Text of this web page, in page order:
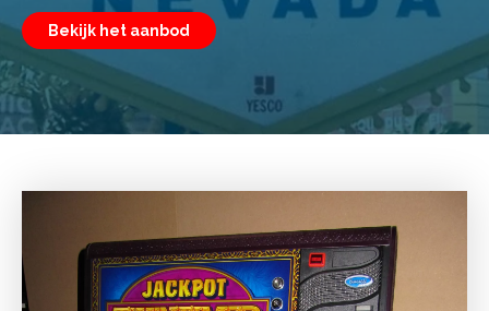
Bekijk het aanbod